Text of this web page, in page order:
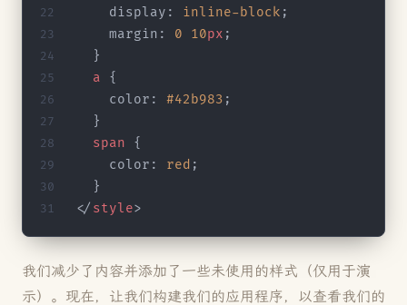
    display:
inline-block ;
    margin:
0 10px ;
  }
  a
{
    color:
#42b983 ;
  }
  span
{
    color:
red ;
  }
</ style>
我们减少了内容并添加了一些未使用的样式（仅用于演
示）。现在，让我们构建我们的应用程序，以查看我们的